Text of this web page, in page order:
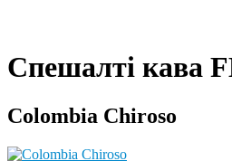
Спешалті кава
Colombia Chiroso